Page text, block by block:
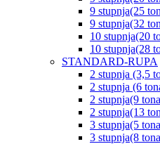
9 stupnja(25
9 stupnja(32
10 stupnja(20
10 stupnja(28
STANDARD-RUPA
2 stupnja (3,5
2 stupnja (6
2 stupnja(9
2 stupnja(13
3 stupnja(5
3 stupnja(8